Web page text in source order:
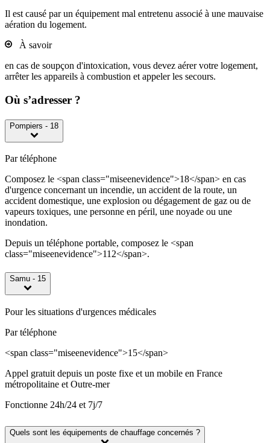
Il est causé par un équipement mal entretenu associé à une mauvaise
aération du logement.
À savoir
en cas de soupçon d'intoxication, vous devez aérer votre logement,
arrêter les appareils à combustion et appeler les secours.
Où s’adresser ?
Pompiers - 18
Par téléphone
Composez le <span class="miseenevidence">18</span> en cas
d'urgence concernant un incendie, un accident de la route, un
accident domestique, une explosion ou dégagement de gaz ou de
vapeurs toxiques, une personne en péril, une noyade ou une
inondation.
Depuis un téléphone portable, composez le <span
class="miseenevidence">112</span>.
Samu - 15
Pour les situations d'urgences médicales
Par téléphone
<span class="miseenevidence">15</span>
Appel gratuit depuis un poste fixe et un mobile en France
métropolitaine et Outre-mer
Fonctionne 24h/24 et 7j/7
Quels sont les équipements de chauffage concernés ?